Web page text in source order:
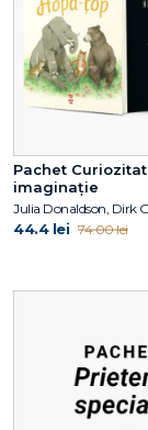
Pachet
imaginație
Julia Donaldson, Dirk
44.4 lei 74.00 lei